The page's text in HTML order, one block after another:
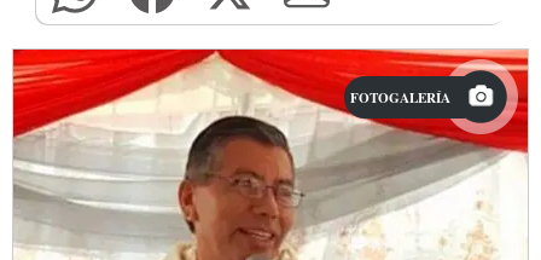
FOTOGALERÍA